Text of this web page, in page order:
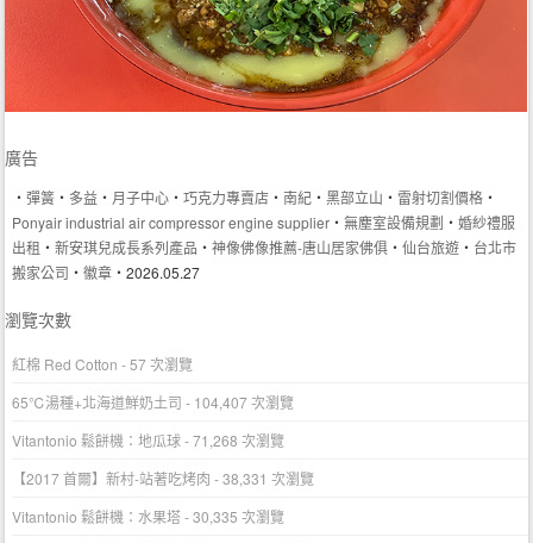
廣告
‧彈簧 ‧ 多益 ‧ 月子中心 ‧巧克力專賣店 ‧南紀 ‧黑部立山 ‧ 雷射切割價格 ‧
Ponyair industrial air compressor engine supplier ‧無塵室設備規劃 ‧婚紗禮服
出租 ‧新安琪兒成長系列產品 ‧神像佛像推薦-唐山居家佛俱 ‧仙台旅遊 ‧ 台北市
搬家公司 ‧徽章 ‧2026.05.27
瀏覽次數
紅棉 Red Cotton - 57 次瀏覽
65℃湯種+北海道鮮奶土司 - 104,407 次瀏覽
Vitantonio 鬆餅機：地瓜球- 71,268 次瀏覽
【2017 首爾】新村-站著吃烤肉 - 38,331 次瀏覽
Vitantonio 鬆餅機：水果塔- 30,335 次瀏覽